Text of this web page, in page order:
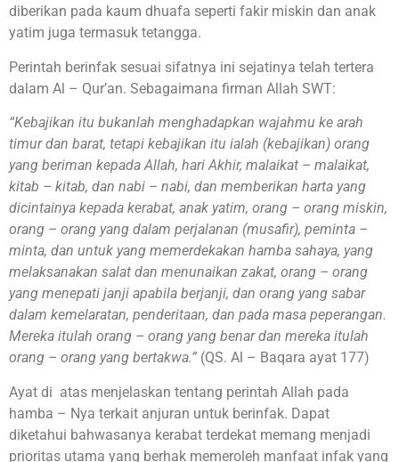
diberikan pada kaum dhuafa seperti fakir miskin dan anak
yatim juga termasuk tetangga.
Perintah berinfak sesuai sifatnya ini sejatinya telah tertera
dalam Al – Qur’an. Sebagaimana firman Allah SWT:
“Kebajikan itu bukanlah menghadapkan wajahmu ke arah
timur dan barat, tetapi kebajikan itu ialah (kebajikan) orang
yang beriman kepada Allah, hari Akhir, malaikat – malaikat,
kitab – kitab, dan nabi – nabi, dan memberikan harta yang
dicintainya kepada kerabat, anak yatim, orang – orang miskin,
orang – orang yang dalam perjalanan (musafir), peminta –
minta, dan untuk yang memerdekakan hamba sahaya, yang
melaksanakan salat dan menunaikan zakat, orang – orang
yang menepati janji apabila berjanji, dan orang yang sabar
dalam kemelaratan, penderitaan, dan pada masa peperangan.
Mereka itulah orang – orang yang benar dan mereka itulah
orang – orang yang bertakwa.” (QS. Al – Baqara ayat 177)
Ayat di atas menjelaskan tentang perintah Allah pada
hamba – Nya terkait anjuran untuk berinfak. Dapat
diketahui bahwasanya kerabat terdekat memang menjadi
prioritas utama yang berhak memeroleh manfaat infak yang